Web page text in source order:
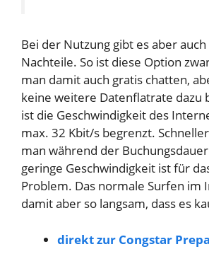
Bei der Nutzung gibt es aber
Nachteile. So ist diese Option
man damit auch gratis chatten,
keine weitere Datenflatrate dazu
ist die Geschwindigkeit des
max. 32 Kbit/s begrenzt.
man während der
geringe Geschwindigkeit ist für
Problem. Das normale Surfen im
damit aber so langsam, dass es
direkt zur Congstar